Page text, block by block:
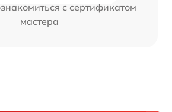
с сертификатом
мастера